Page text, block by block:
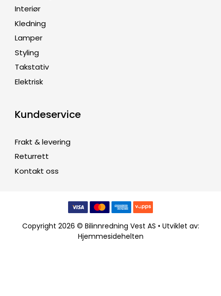
Interiør
Kledning
Lamper
Styling
Takstativ
Elektrisk
Kundeservice
Frakt & levering
Returrett
Kontakt oss
Copyright 2026 © Bilinnredning Vest AS • Utviklet av:
Hjemmesidehelten